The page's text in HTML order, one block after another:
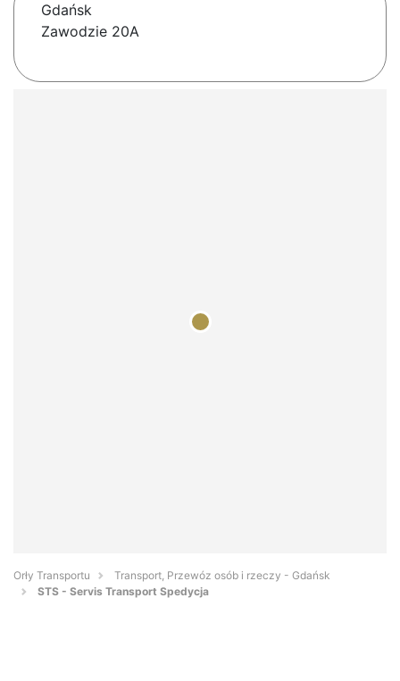
Gdańsk
Zawodzie 20A
Orły Transportu
Transport, Przewóz osób i rzeczy - Gdańsk
STS - Servis Transport Spedycja